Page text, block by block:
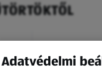
Adatvédelmi